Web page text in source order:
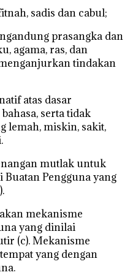
sadis dan cabul;
prasangka dan
agama, ras, dan
tindakan
atas dasar
serta tidak
lemah, miskin, sakit,
mutlak untuk
Pengguna yang
mekanisme
yang dinilai
(c). Mekanisme
yang dengan